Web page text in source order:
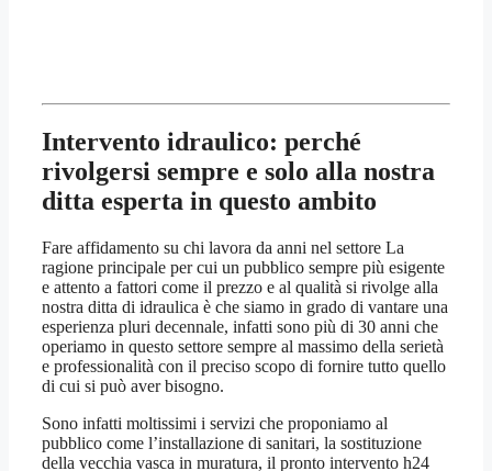
Intervento idraulico: perché
rivolgersi sempre e solo alla nostra
ditta esperta in questo ambito
Fare affidamento su chi lavora da anni nel settore La
ragione principale per cui un pubblico sempre più esigente
e attento a fattori come il prezzo e al qualità si rivolge alla
nostra ditta di idraulica è che siamo in grado di vantare una
esperienza pluri decennale, infatti sono più di 30 anni che
operiamo in questo settore sempre al massimo della serietà
e professionalità con il preciso scopo di fornire tutto quello
di cui si può aver bisogno.
Sono infatti moltissimi i servizi che proponiamo al
pubblico come l’installazione di sanitari, la sostituzione
della vecchia vasca in muratura, il pronto intervento h24